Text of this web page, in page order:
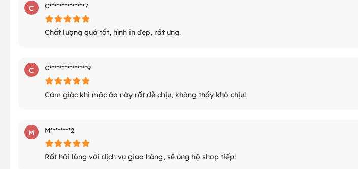
C C**************7
Chất lượng quá tốt, hình in đẹp, rất ưng.
C C***************9
Cảm giác khi mặc áo này rất dễ chịu, không thấy khó chịu!
M M********2
Rất hài lòng với dịch vụ giao hàng, sẽ ủng hộ shop tiếp!